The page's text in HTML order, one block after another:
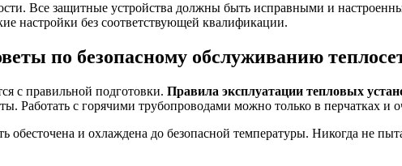
Все защитные устройства должны быть исправными и
настройки без соответствующей квалификации.
по безопасному обслуживанию
с правильной подготовки. Правила эксплуатации тепловых
Работать с горячими трубопроводами можно только в перчатках и
и охлаждена до безопасной температуры. Никогда не